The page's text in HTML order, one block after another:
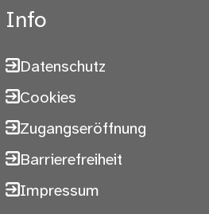
Info
Datenschutz
Cookies
Zugangseröffnung
Barrierefreiheit
Impressum